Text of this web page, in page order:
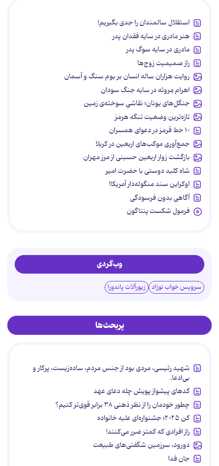
استقلال سالمندان را جدی بگیریم!
هنر مادری در سایه‌ فقدان پدر
مادری در سایه سوگ پدر
راز صمیمیت زوج‌ها
روایت هزاران ساله انسان بر بوم سنگ و آسمان
اهرام مِروئه در سایه جنگ سودان
جنگل‌های یونان؛ نقاشیِ سوخته‌ی زمین
تازه‌ترین وضعیت تنگه هرمز
۱۰ خط قرمز در دعوای همسران
جمع‌آوری موکب‌های اربعین در کربلا
بازگشت زوار اربعین حسینی از مرز مهران
شاه کلید دوستی با حضرت امیر
اوکراین سند منگوله‌دار آمریکا!
آگاهی بدون فرسودگی
فرمول شکست پنتاگون
وب‌گردی
سرویس خواب نوزاد زیورآلات پاندورا
پربحث‌ها
شهید رئیسی، مردی بود از جنس مردم، ساده‌زیست، پرکار و
بی‌ادعا.
کدهای پیشواز پویش چله دعای عهد
چطور خودمان را از نظر ذهنی ۳۸ برابر قوی‌تر کنیم؟
کن ۲۰۲۵؛ جشنواره‌ای علیه خانواده
راز افرادی که کمتر ضرر می‌کنند!
دورود، سرزمین شگفتی‌های طبیعت
جان فدا